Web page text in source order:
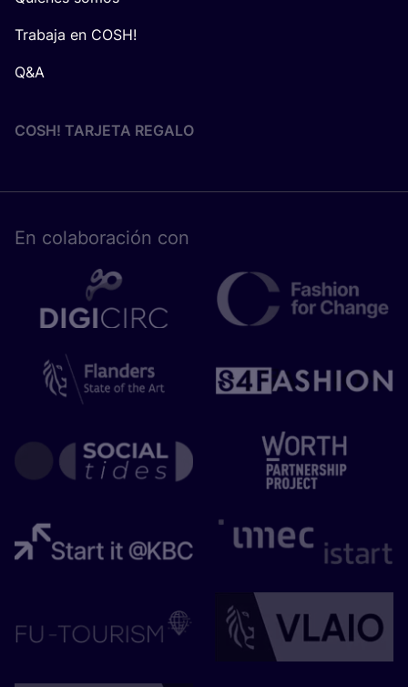
Trabaja en COSH!
Q&A
COSH! TARJETA REGALO
En cola­bo­ra­ción con